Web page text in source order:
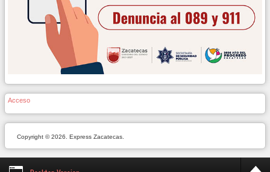
Acceso
Copyright © 2026. Express Zacatecas.